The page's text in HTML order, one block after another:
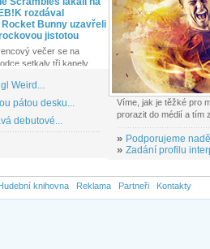
rozdával
Bunny uzavřeli
jistotou
večer se na
setkaly tři kapely...
Weird...
pátou desku...
debutové...
Víme, jak je těžké pro
prorazit do médií a tím
» Podporujeme
» Zadání profilu
knihovna Reklama Partneři Kontakty